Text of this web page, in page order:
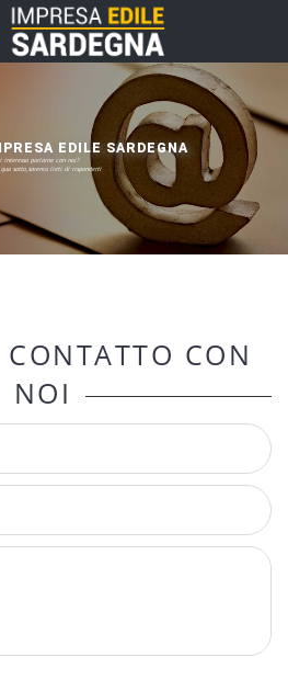
EDILE SARDEGNA
parlarne con noi?
sotto, saremo lieti di risponderti
CON
NOI